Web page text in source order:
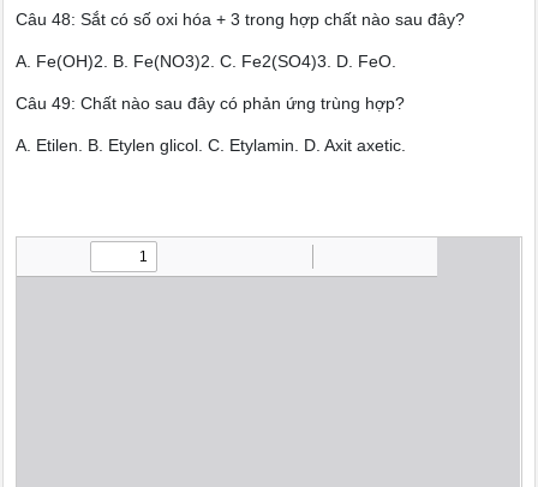
Câu 48: Sắt có số oxi hóa + 3 trong hợp chất nào sau đây?
A. Fe(OH)2. B. Fe(NO3)2. C. Fe2(SO4)3. D. FeO.
Câu 49: Chất nào sau đây có phản ứng trùng hợp?
A. Etilen. B. Etylen glicol. C. Etylamin. D. Axit axetic.